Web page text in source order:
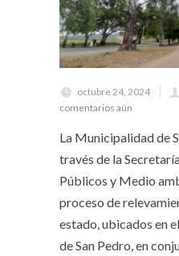
octubre 24, 2024
comentarios aún
La Municipalidad de
través de la
Públicos y Medio
proceso de
estado, ubicados en
de San Pedro, en